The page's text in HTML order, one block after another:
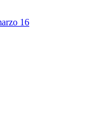
16